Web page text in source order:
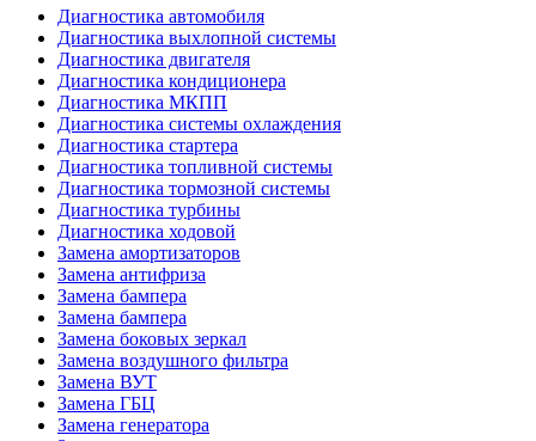
Диагностика автомобиля
Диагностика выхлопной системы
Диагностика двигателя
Диагностика кондиционера
Диагностика МКПП
Диагностика системы охлаждения
Диагностика стартера
Диагностика топливной системы
Диагностика тормозной системы
Диагностика турбины
Диагностика ходовой
Замена амортизаторов
Замена антифриза
Замена бампера
Замена бампера
Замена боковых зеркал
Замена воздушного фильтра
Замена ВУТ
Замена ГБЦ
Замена генератора